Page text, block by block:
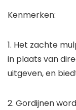
Kenmerken:
1. Het zachte
in plaats van
uitgeven, en
2. Gordijnen